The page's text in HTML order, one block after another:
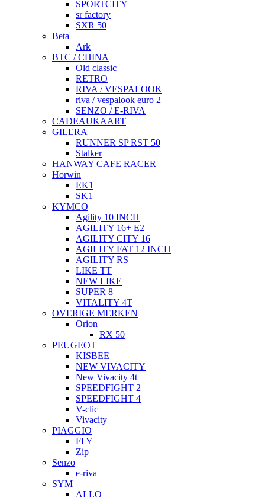
SPORTCITY
sr factory
SXR 50
Beta
Ark
BTC / CHINA
Old classic
RETRO
RIVA / VESPALOOK
riva / vespalook euro 2
SENZO / E-RIVA
CADEAUKAART
GILERA
RUNNER SP RST 50
Stalker
HANWAY CAFE RACER
Horwin
EK1
SK1
KYMCO
Agility 10 INCH
AGILITY 16+ E2
AGILITY CITY 16
AGILITY FAT 12 INCH
AGILITY RS
LIKE TT
NEW LIKE
SUPER 8
VITALITY 4T
OVERIGE MERKEN
Orion
RX 50
PEUGEOT
KISBEE
NEW VIVACITY
New Vivacity 4t
SPEEDFIGHT 2
SPEEDFIGHT 4
V-clic
Vivacity
PIAGGIO
FLY
Zip
Senzo
e-riva
SYM
ALLO